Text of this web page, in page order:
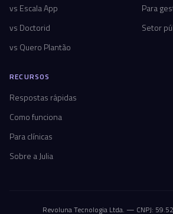
vs Escala App
vs Doctorid
vs Quero Plantão
Para
Setor
RECURSOS
Respostas rápidas
Como funciona
Para clínicas
Sobre a Julia
Revoluna Tecnologia Ltda. — CNPJ: